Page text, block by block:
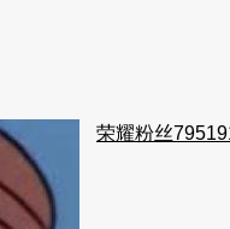
荣耀粉丝